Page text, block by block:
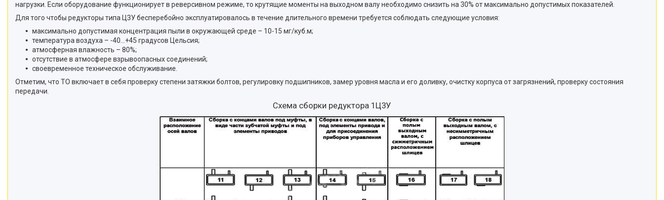
нагрузки. Если оборудование функционирует в реверсивном режиме, то крутящие моменты на выходном валу необходимо снизить на 30% от максимально допустимых показателей.
Для того чтобы редукторы типа Ц3У бесперебойно эксплуатировалось в течение длительного времени требуется соблюдать следующие условия:
максимально допустимая концентрация пыли в окружающей среде – 10-15 мг/куб.м;
температура воздуха – -40…+45 градусов Цельсия;
атмосферная влажность – 80%;
отсутствие в атмосфере взрывоопасных соединений;
своевременное техническое обслуживание.
Отметим, что ТО включает в себя проверку степени затяжки болтов, регулировку подшипников, замер уровня масла и его доливку, очистку корпуса от загрязнений, проверку состояния
передачи.
Схема сборки редуктора 1Ц3У